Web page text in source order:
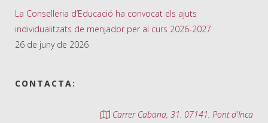
La Conselleria d’Educació ha convocat els ajuts
individualitzats de menjador per al curs 2026-2027
26 de juny de 2026
CONTACTA:
Carrer Cabana, 31. 07141. Pont d'Inca